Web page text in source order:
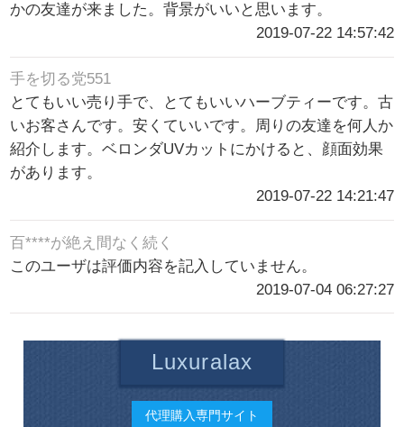
かの友達が来ました。背景がいいと思います。
2019-07-22 14:57:42
手を切る党551
とてもいい売り手で、とてもいいハーブティーです。古
いお客さんです。安くていいです。周りの友達を何人か
紹介します。ベロンダUVカットにかけると、顔面効果
があります。
2019-07-22 14:21:47
百****が絶え間なく続く
このユーザは評価内容を記入していません。
2019-07-04 06:27:27
Luxuralax
代理購入専門サイト